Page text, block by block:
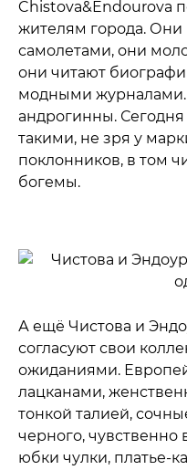
Chistova&Endourova
жителям города. Они
самолетами, они
они читают
модными журналами.
андрогинны.
такими, не зря у
поклонников, в том
богемы.
А ещё Чистова и
согласуют свои
ожиданиями.
лацканами,
тонкой талией,
черного,
юбки чулки, платье-